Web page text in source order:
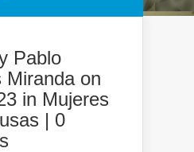
Pablo
Mirandaon
in Mujeres
| 0